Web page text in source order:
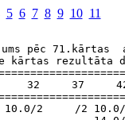
5 6 7 8 9 10 11
pēc 71.kārtas
rezultāta
32     37
2     /2